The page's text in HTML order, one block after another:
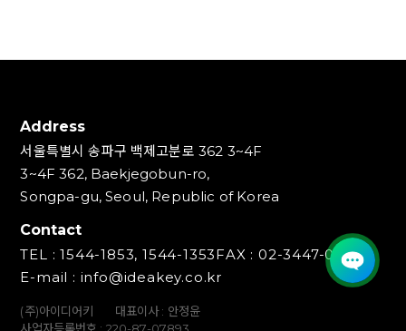
Address
서울특별시 송파구 백제고분로 362 3~4F
3~4F 362, Baekjegobun-ro,
Songpa-gu, Seoul, Republic of Korea
Contact
TEL : 1544-1853, 1544-1353FAX : 02-3447-0700
E-mail : info@ideakey.co.kr
(주)아이디어키
대표이사 : 안정윤